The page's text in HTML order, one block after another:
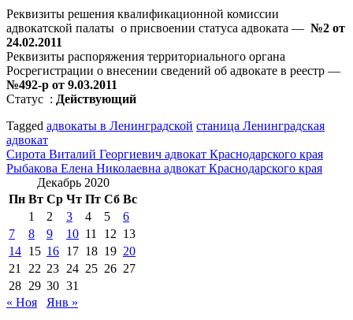
Реквизиты решения квалификационной комиссии
адвокатской палаты о присвоении статуса адвоката — №2 от
24.02.2011
Реквизиты распоряжения территориального органа
Росрегистрации о внесении сведений об адвокате в реестр —
№492-р от 9.03.2011
Статус : Действующий
Tagged адвокаты в Ленинградской станица Ленинградская
адвокат
Навигация
по
записям
Сирота Виталий Георгиевич адвокат Краснодарского края
Рыбакова Елена Николаевна адвокат Краснодарского края
Декабрь 2020
Пн Вт Ср Чт Пт Сб Вс
1
2 3 4 5
6
7
8 9 10 11 12 13
14 15 16 17 18 19 20
21
22 23 24 25 26 27
28 29 30 31
« Ноя
Янв »